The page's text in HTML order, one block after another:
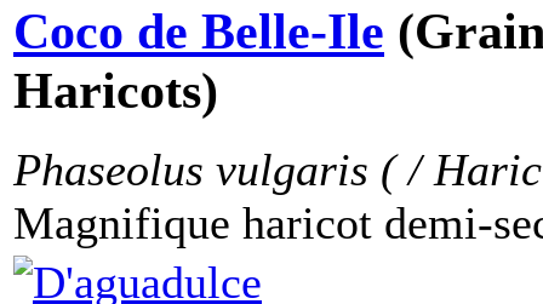
Coco de Belle-Ile
Haricots)
Phaseolus vulgaris ( /
Magnifique haricot demi-